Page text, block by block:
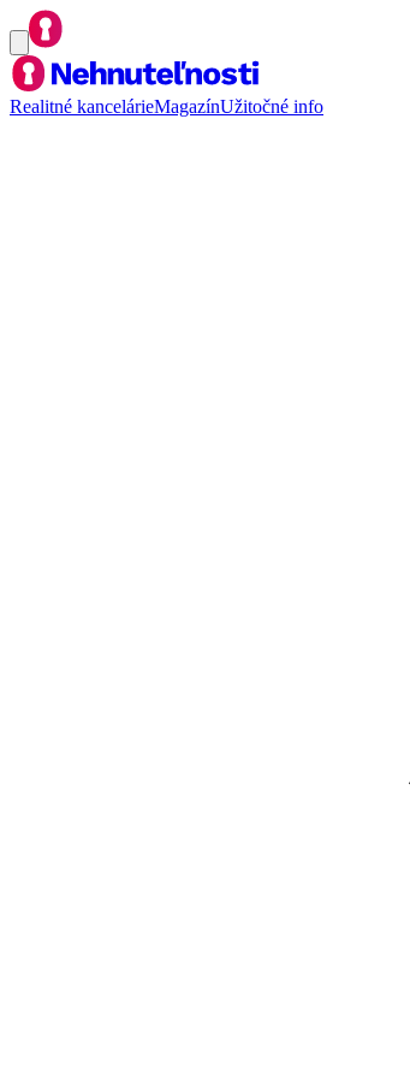
Realitné kancelárieMagazínUžitočné info